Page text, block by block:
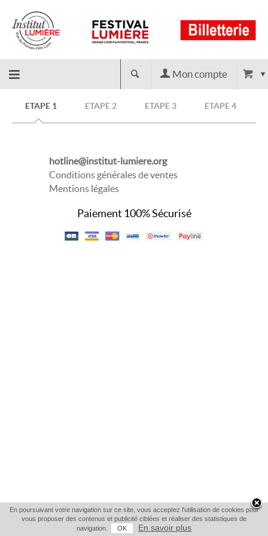
Retour
Mon compte
ETAPE 1 ETAPE 2 ETAPE 3 ETAPE 4
hotline@institut-lumiere.org
Conditions générales de ventes
Mentions légales
Paiement 100% Sécurisé
En poursuivant votre navigation sur ce site, vous acceptez l'utilisation de cookies pour
vous proposer des contenus et publicité ciblées et réaliser des statistiques de
navigation.
OK En savoir plus